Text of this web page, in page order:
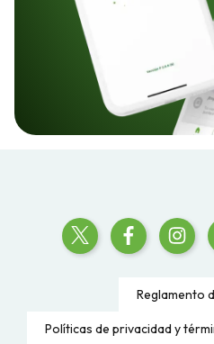
Reglamento
Políticas de privacidad y